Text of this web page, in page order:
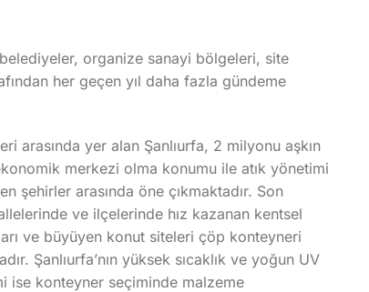
organize sanayi bölgeleri, site
her geçen yıl daha fazla gündeme
arasında yer alan Şanlıurfa, 2 milyonu aşkın
merkezi olma konumu ile atık yönetimi
şehirler arasında öne çıkmaktadır. Son
ve ilçelerinde hız kazanan kentsel
ve büyüyen konut siteleri çöp konteyneri
Şanlıurfa’nın yüksek sıcaklık ve yoğun UV
ise konteyner seçiminde malzeme